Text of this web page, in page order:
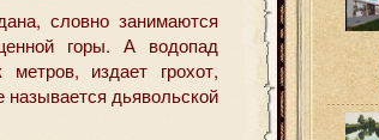
словно занимаются
горы. А водопад
издает грохот,
дьявольской